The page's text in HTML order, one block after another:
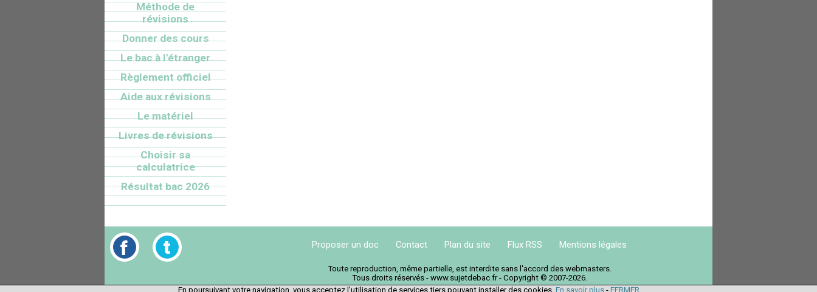
Méthode de
révisions
Donner des cours
Le bac à l'étranger
Règlement officiel
Aide aux révisions
Le matériel
Livres de révisions
Choisir sa
calculatrice
Résultat bac 2026
Proposer un doc Contact Plan du site Flux RSS Mentions légales
Toute reproduction, même partielle, est interdite sans l'accord des webmasters.
Tous droits réservés - www.sujetdebac.fr - Copyright © 2007-2026.
En poursuivant votre navigation, vous acceptez l'utilisation de services tiers pouvant installer des cookies. En savoir plus- FERMER